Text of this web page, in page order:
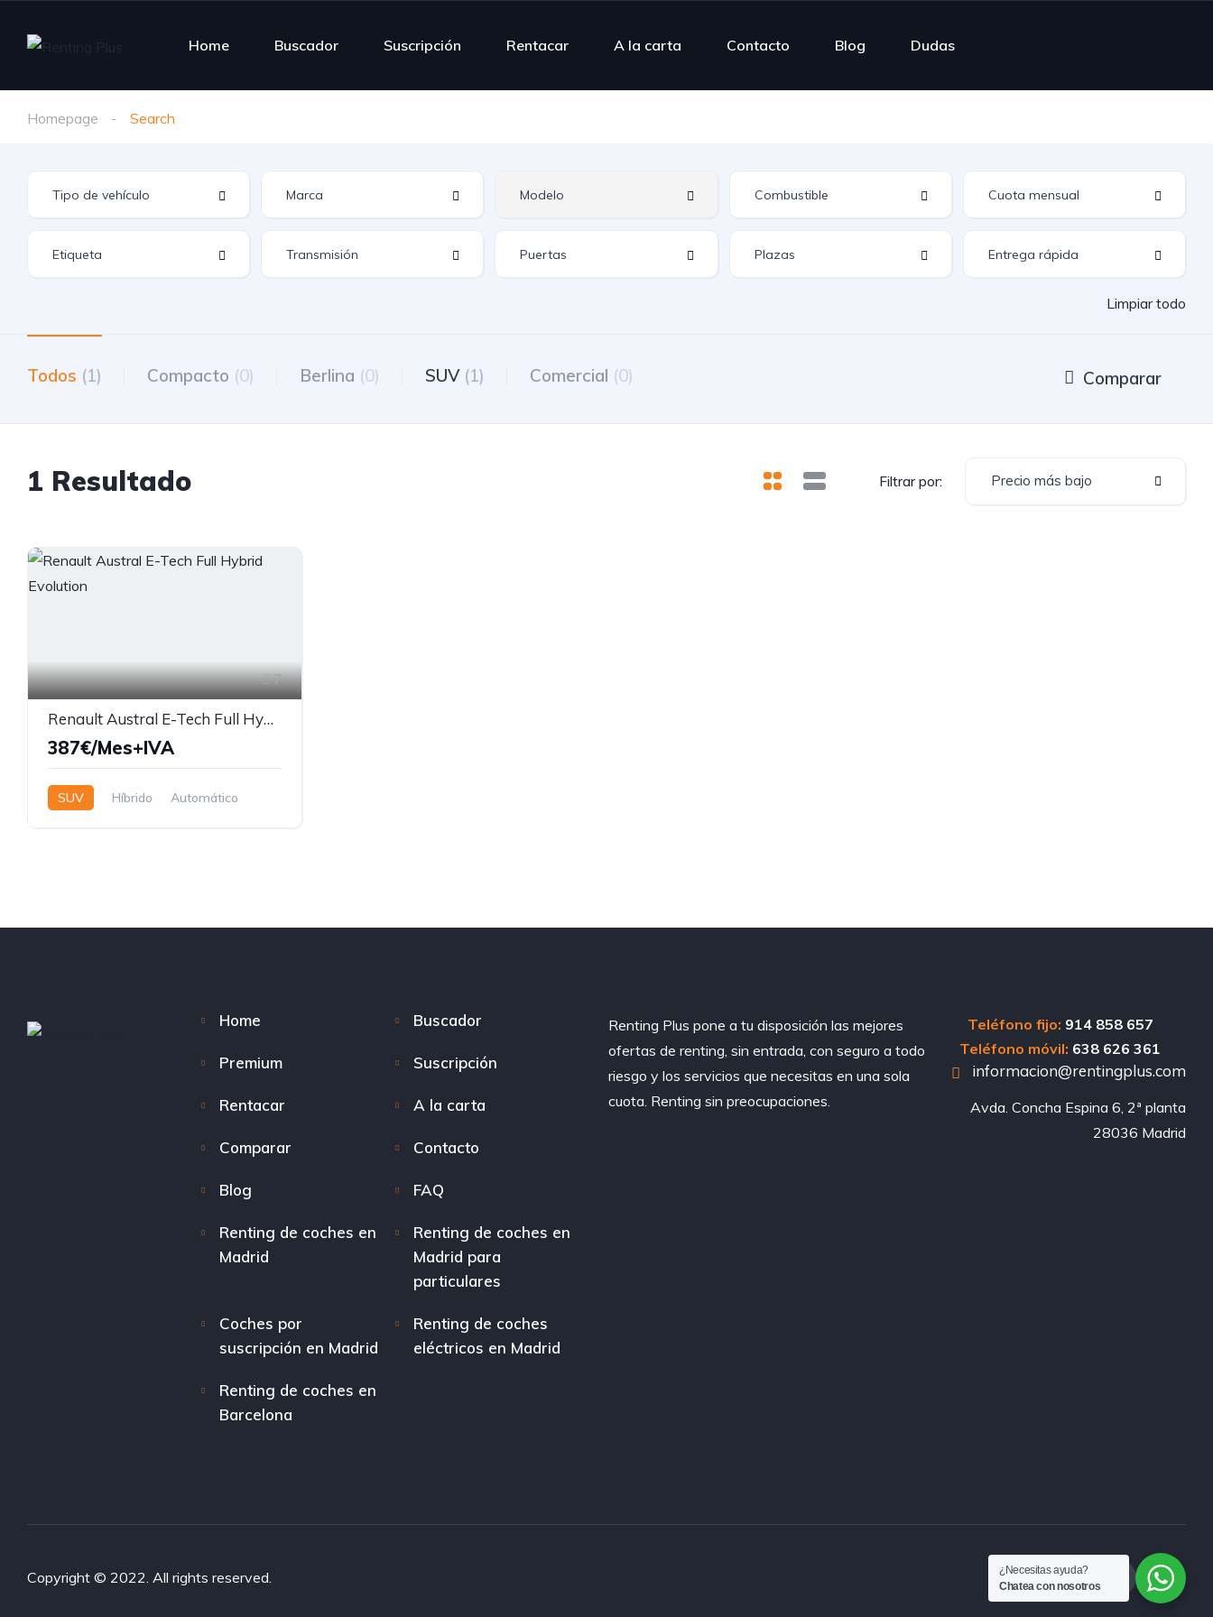
Home Buscador Suscripción Rentacar A la carta Contacto Blog Dudas
Homepage Search
Limpiar todo
Todos (1) Compacto (0) Berlina (0) SUV (1) Comercial (0) Comparar
1 Resultado Filtrar por: Precio más bajo
7
Renault Austral E-Tech Full Hybrid Evolution
387€/Mes+IVA
SUV Híbrido Automático
Home Buscador
Premium Suscripción
Rentacar A la carta
Comparar Contacto
Blog FAQ
Renting de coches en
Madrid
Renting de coches en
Madrid para
particulares
Coches por
suscripción en Madrid
Renting de coches
eléctricos en Madrid
Renting de coches en
Barcelona
Renting Plus pone a tu disposición las mejores
ofertas de renting, sin entrada, con seguro a todo
riesgo y los servicios que necesitas en una sola
cuota. Renting sin preocupaciones.
Teléfono fijo: 914 858 657
Teléfono móvil: 638 626 361
informacion@rentingplus.com
Avda. Concha Espina 6, 2ª planta
28036 Madrid
Copyright © 2022. All rights reserved.
¿Necesitas ayuda?
Chatea con nosotros